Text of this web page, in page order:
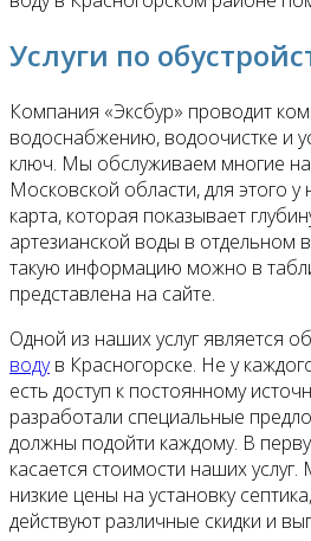
Услуги по
Компания «Эксбур» проводит
водоснабжению, водоочистке и
ключ. Мы обслуживаем многие
Московской области, для этого у
карта, которая показывает
артезианской воды в отдельном
такую информацию можно в
представлена на сайте.
Одной из наших услуг является
водув Красногорске. Не у
есть доступ к постоянному
разработали специальные
должны подойти каждому. В
касается стоимости наших
низкие цены на установку
действуют различные скидки и